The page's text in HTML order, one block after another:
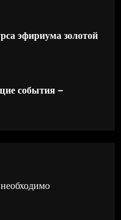
эфириума золотой
события –